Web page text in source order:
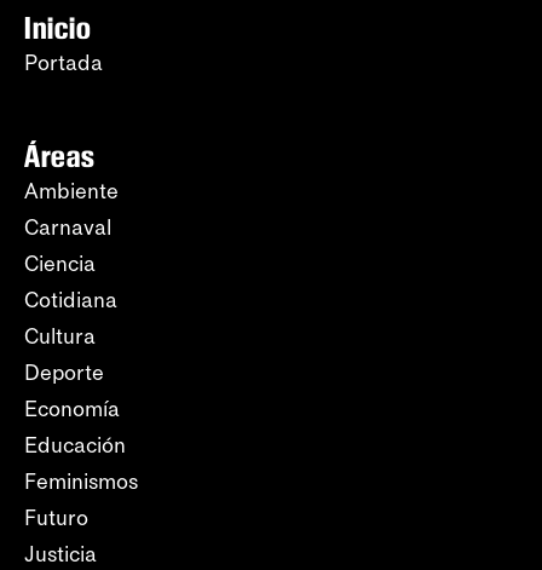
Inicio
Portada
Áreas
Ambiente
Carnaval
Ciencia
Cotidiana
Cultura
Deporte
Economía
Educación
Feminismos
Futuro
Justicia